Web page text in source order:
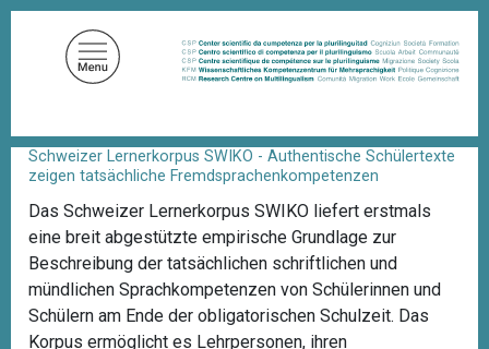
B
r
a
d
r
u
m
Schweizer Lernerkorpus SWIKO - Authentische Schülertexte
zeigen tatsächliche Fremdsprachenkompetenzen
Das Schweizer Lernerkorpus SWIKO liefert erstmals
eine breit abgestützte empirische Grundlage zur
Beschreibung der tatsächlichen schriftlichen und
mündlichen Sprachkompetenzen von Schülerinnen und
Schülern am Ende der obligatorischen Schulzeit. Das
Korpus ermöglicht es Lehrpersonen, ihren